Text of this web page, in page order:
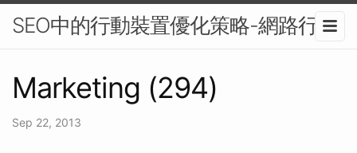
SEO中的行動裝置優化策略-網路行銷
Marketing (294)
Sep 22, 2013